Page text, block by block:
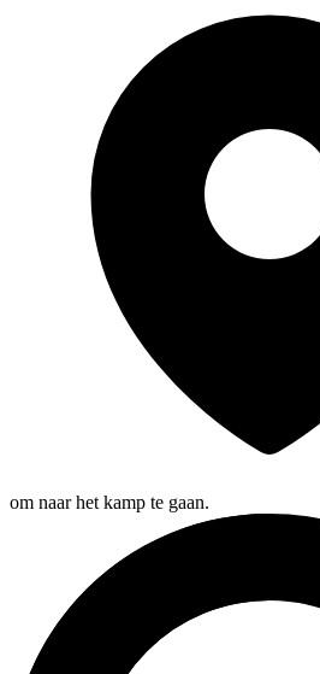
om naar het kamp te gaan.